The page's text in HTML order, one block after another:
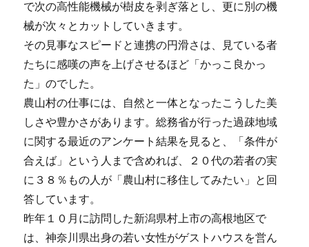
で次の高性能機械が樹皮を剥ぎ落とし、更に別の機
械が次々とカットしていきます。
その見事なスピードと連携の円滑さは、見ている者
たちに感嘆の声を上げさせるほど「かっこ良かっ
た」のでした。
農山村の仕事には、自然と一体となったこうした美
しさや豊かさがあります。総務省が行った過疎地域
に関する最近のアンケート結果を見ると、「条件が
合えば」という人まで含めれば、２０代の若者の実
に３８％もの人が「農山村に移住してみたい」と回
答しています。
昨年１０月に訪問した新潟県村上市の高根地区で
は、神奈川県出身の若い女性がゲストハウスを営ん